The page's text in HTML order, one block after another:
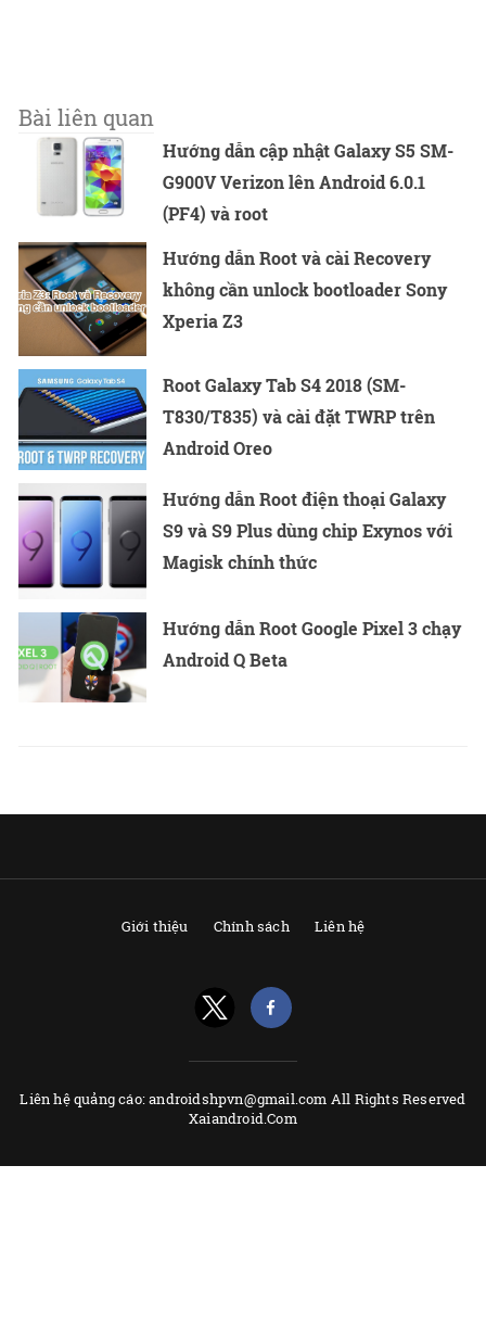
Bài liên quan
Hướng dẫn cập nhật Galaxy S5 SM-
G900V Verizon lên Android 6.0.1
(PF4) và root
Hướng dẫn Root và cài Recovery
không cần unlock bootloader Sony
Xperia Z3
Root Galaxy Tab S4 2018 (SM-
T830/T835) và cài đặt TWRP trên
Android Oreo
Hướng dẫn Root điện thoại Galaxy
S9 và S9 Plus dùng chip Exynos với
Magisk chính thức
Hướng dẫn Root Google Pixel 3 chạy
Android Q Beta
Giới thiệu Chính sách Liên hệ
Liên hệ quảng cáo: androidshpvn@gmail.com All Rights Reserved
Xaiandroid.Com